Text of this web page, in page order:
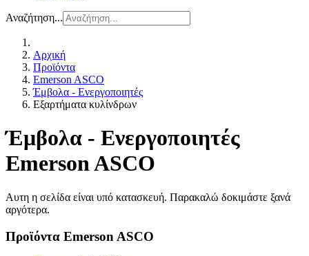
Αναζήτηση...
Αρχική
Προϊόντα
Emerson ASCO
Έμβολα - Ενεργοποιητές
Εξαρτήματα κυλίνδρων
Έμβολα - Ενεργοποιητές
Emerson ASCO
Αυτη η σελίδα είναι υπό κατασκευή. Παρακαλώ δοκιμάστε ξανά
αργότερα.
Προϊόντα Emerson ASCO